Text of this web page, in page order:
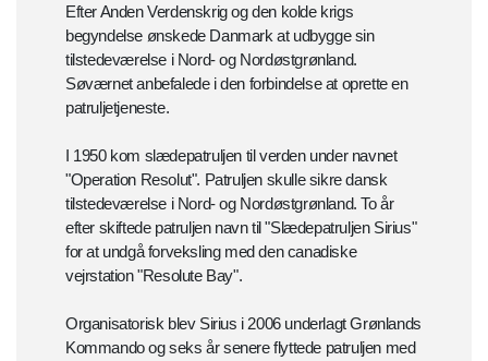
Efter Anden Verdenskrig og den kolde krigs
begyndelse ønskede Danmark at udbygge sin
tilstedeværelse i Nord- og Nordøstgrønland.
Søværnet anbefalede i den forbindelse at oprette en
patruljetjeneste.
I 1950 kom slædepatruljen til verden under navnet
"Operation Resolut". Patruljen skulle sikre dansk
tilstedeværelse i Nord- og Nordøstgrønland. To år
efter skiftede patruljen navn til "Slædepatruljen Sirius"
for at undgå forveksling med den canadiske
vejrstation "Resolute Bay".
Organisatorisk blev Sirius i 2006 underlagt Grønlands
Kommando og seks år senere flyttede patruljen med